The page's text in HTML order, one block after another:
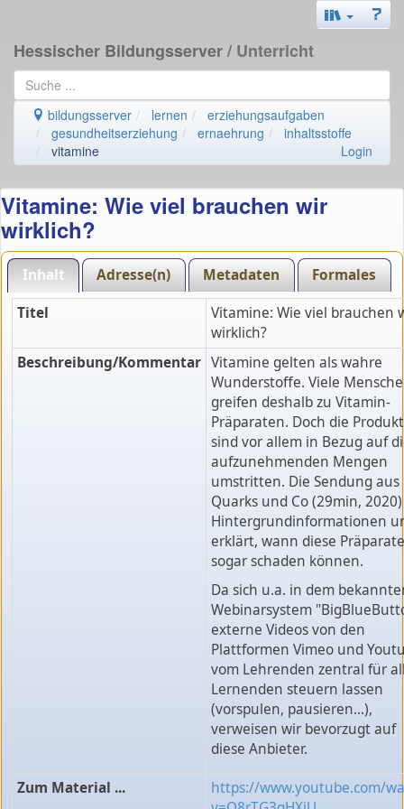
Hessischer Bildungsserver/ Unterricht
bildungsserver lernen
erziehungsaufgaben
gesundheitserziehung
ernaehrung
inhaltsstoffe
vitamine
Login
Vitamine: Wie viel brauchen wir
wirklich?
Inhalt Adresse(n) Metadaten Formales
Titel
Vitamine: Wie viel brauchen
wirklich?
Beschreibung/Kommentar Vitamine gelten als wahre
Wunderstoffe. Viele
greifen deshalb zu Vitamin-
Präparaten. Doch die
sind vor allem in Bezug auf
aufzunehmenden Mengen
umstritten. Die Sendung aus
Quarks und Co (29min,
Hintergrundinformationen
erklärt, wann diese Präparate
sogar schaden können.
Da sich u.a. in dem
Webinarsystem
externe Videos von den
Plattformen Vimeo und
vom Lehrenden zentral für
Lernenden steuern lassen
(vorspulen, pausieren...),
verweisen wir bevorzugt auf
diese Anbieter.
Zum Material ...
https://www.youtube.com/